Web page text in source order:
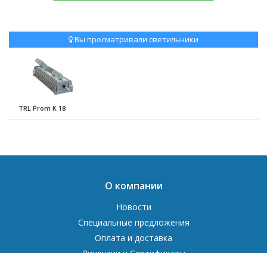
Вы просматривали светильники
TRL Prom K 18
О компании
Новости
Специальные предложения
Оплата и доставка